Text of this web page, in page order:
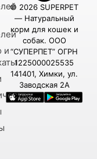
© 2026 SUPERPET
— Натуральный
корм для кошек и
собак. ООО
“СУПЕРПЕТ” ОГРН
1225000025535
141401, Химки, ул.
Заводская 2А
и